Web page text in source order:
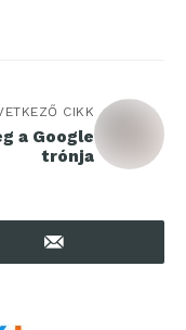
CIKK
a Google
trónja